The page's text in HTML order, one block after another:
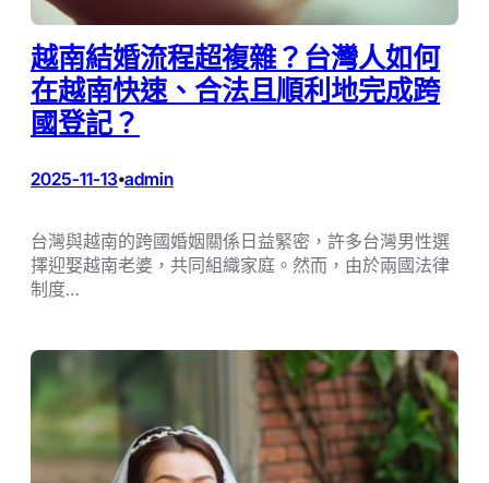
越南結婚流程超複雜？台灣人如何
在越南快速、合法且順利地完成跨
國登記？
2025-11-13•admin
台灣與越南的跨國婚姻關係日益緊密，許多台灣男性選
擇迎娶越南老婆，共同組織家庭。然而，由於兩國法律
制度…